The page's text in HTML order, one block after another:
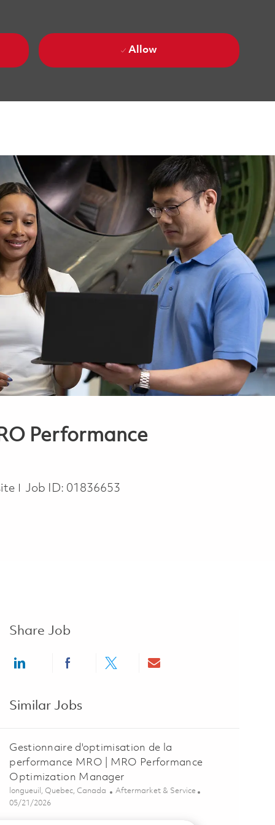
Allow
Performance
Job ID: 01836653
Share Job
Share via LinkedInShare via Facebook
Share via twitterShare via email
Similar Jobs
Gestionnaire d'optimisation de la
performance MRO | MRO Performance
Optimization Manager
Location
longueuil, Quebec, Canada Category
Aftermarket & Service
Posted Date
05/21/2026